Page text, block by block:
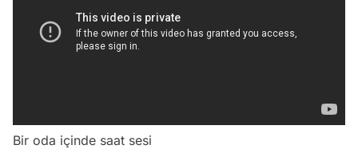
Bir oda içinde saat sesi